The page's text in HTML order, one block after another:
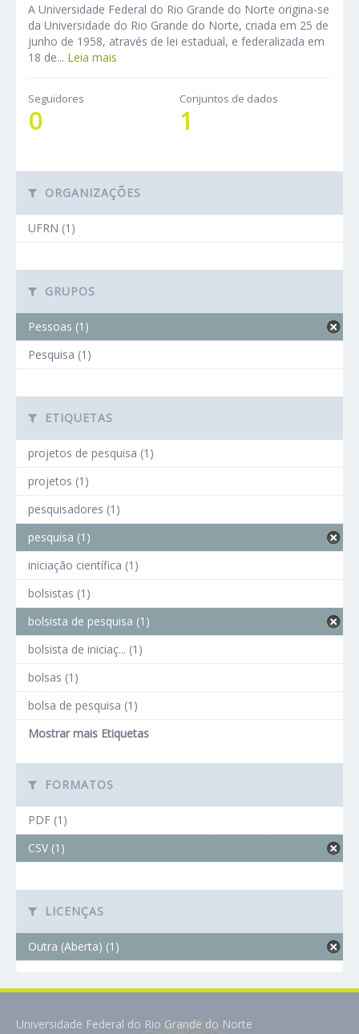
A Universidade Federal do Rio Grande do Norte origina-se
da Universidade do Rio Grande do Norte, criada em 25 de
junho de 1958, através de lei estadual, e federalizada em
18 de... Leia mais
Seguidores
0
Conjuntos de dados
1
ORGANIZAÇÕES
UFRN (1)
GRUPOS
Pessoas (1)
Pesquisa (1)
ETIQUETAS
projetos de pesquisa (1)
projetos (1)
pesquisadores (1)
pesquisa (1)
iniciação científica (1)
bolsistas (1)
bolsista de pesquisa (1)
bolsista de iniciaç... (1)
bolsas (1)
bolsa de pesquisa (1)
Mostrar mais Etiquetas
FORMATOS
PDF (1)
CSV (1)
LICENÇAS
Outra (Aberta) (1)
Universidade Federal do Rio Grande do Norte